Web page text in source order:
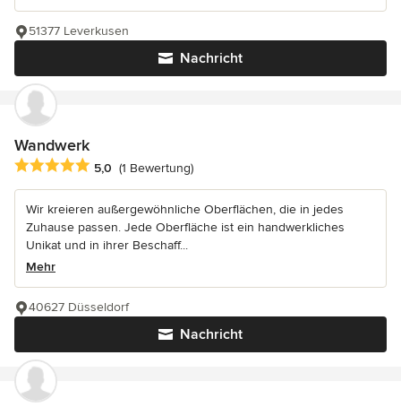
Nachricht
51377 Leverkusen
Wandwerk
Durchschnittliche Bewertung: 5 von 5 Sternen
5,0 (1 Bewertung)
Wir kreieren außergewöhnliche Oberflächen, die in jedes
Zuhause passen. Jede Oberfläche ist ein handwerkliches
Unikat und in ihrer Beschaff...
Mehr
Nachricht
40627 Düsseldorf